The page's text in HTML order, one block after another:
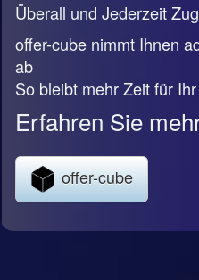
Überall und Jederzeit
offer-cube nimmt Ihnen
ab
So bleibt mehr Zeit für
Erfahren Sie
offer-cube